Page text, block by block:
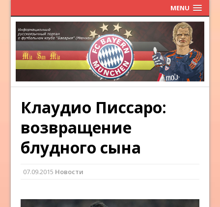
MENU
Клаудио Писсаро:
возвращение
блудного сына
07.09.2015 Новости